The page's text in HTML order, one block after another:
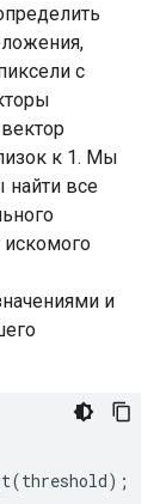
с
к 1. Мы
найти все
искомого
и
(threshold);